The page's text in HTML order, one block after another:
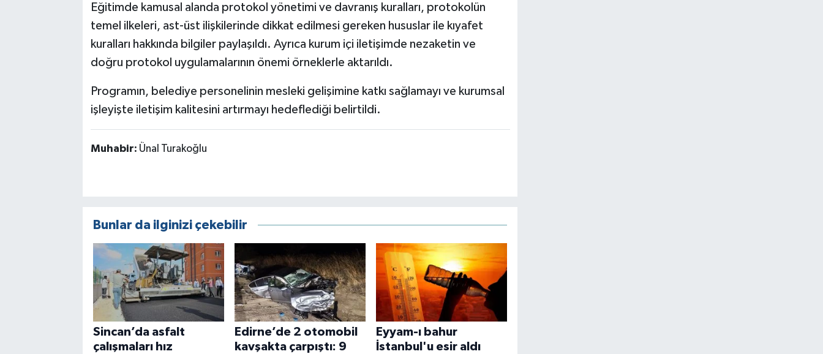
Eğitimde kamusal alanda protokol yönetimi ve davranış kuralları, protokolün
temel ilkeleri, ast-üst ilişkilerinde dikkat edilmesi gereken hususlar ile kıyafet
kuralları hakkında bilgiler paylaşıldı. Ayrıca kurum içi iletişimde nezaketin ve
doğru protokol uygulamalarının önemi örneklerle aktarıldı.
Programın, belediye personelinin mesleki gelişimine katkı sağlamayı ve kurumsal
işleyişte iletişim kalitesini artırmayı hedeflediği belirtildi.
Muhabir: Ünal Turakoğlu
Bunlar da ilginizi çekebilir
Sincan’da asfalt
çalışmaları hız
Edirne’de 2 otomobil
kavşakta çarpıştı: 9
Eyyam-ı bahur
İstanbul'u esir aldı